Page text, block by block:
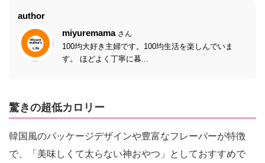
author
miyuremama さん
100均大好き主婦です。100均生活を楽しんでいま
す。 ほどよく丁寧に暮...
驚きの超低カロリー
韓国風のパッケージデザインや豊富なフレーバーが特徴
で、「美味しくて太らない神おやつ」としておすすめで